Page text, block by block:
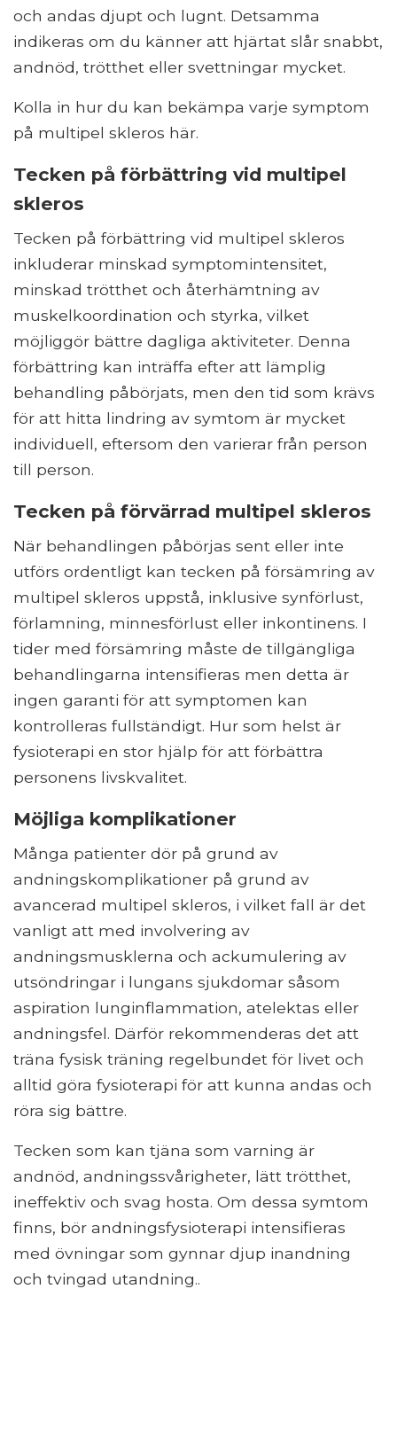
och andas djupt och lugnt. Detsamma
indikeras om du känner att hjärtat slår snabbt,
andnöd, trötthet eller svettningar mycket.
Kolla in hur du kan bekämpa varje symptom
på multipel skleros här.
Tecken på förbättring vid multipel
skleros
Tecken på förbättring vid multipel skleros
inkluderar minskad symptomintensitet,
minskad trötthet och återhämtning av
muskelkoordination och styrka, vilket
möjliggör bättre dagliga aktiviteter. Denna
förbättring kan inträffa efter att lämplig
behandling påbörjats, men den tid som krävs
för att hitta lindring av symtom är mycket
individuell, eftersom den varierar från person
till person.
Tecken på förvärrad multipel skleros
När behandlingen påbörjas sent eller inte
utförs ordentligt kan tecken på försämring av
multipel skleros uppstå, inklusive synförlust,
förlamning, minnesförlust eller inkontinens. I
tider med försämring måste de tillgängliga
behandlingarna intensifieras men detta är
ingen garanti för att symptomen kan
kontrolleras fullständigt. Hur som helst är
fysioterapi en stor hjälp för att förbättra
personens livskvalitet.
Möjliga komplikationer
Många patienter dör på grund av
andningskomplikationer på grund av
avancerad multipel skleros, i vilket fall är det
vanligt att med involvering av
andningsmusklerna och ackumulering av
utsöndringar i lungans sjukdomar såsom
aspiration lunginflammation, atelektas eller
andningsfel. Därför rekommenderas det att
träna fysisk träning regelbundet för livet och
alltid göra fysioterapi för att kunna andas och
röra sig bättre.
Tecken som kan tjäna som varning är
andnöd, andningssvårigheter, lätt trötthet,
ineffektiv och svag hosta. Om dessa symtom
finns, bör andningsfysioterapi intensifieras
med övningar som gynnar djup inandning
och tvingad utandning..